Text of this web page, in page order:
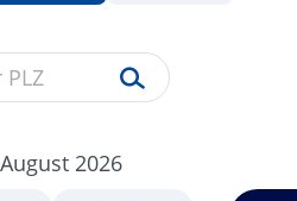
2026